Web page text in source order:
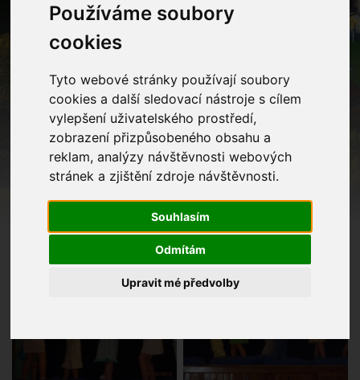
Používáme soubory
cookies
Tyto webové stránky používají soubory
cookies a další sledovací nástroje s cílem
vylepšení uživatelského prostředí,
zobrazení přizpůsobeného obsahu a
reklam, analýzy návštěvnosti webových
stránek a zjištění zdroje návštěvnosti.
Souhlasím
Odmítám
Upravit mé předvolby
Fotogalerie
&quot;VEČERNÍČEK&quot;